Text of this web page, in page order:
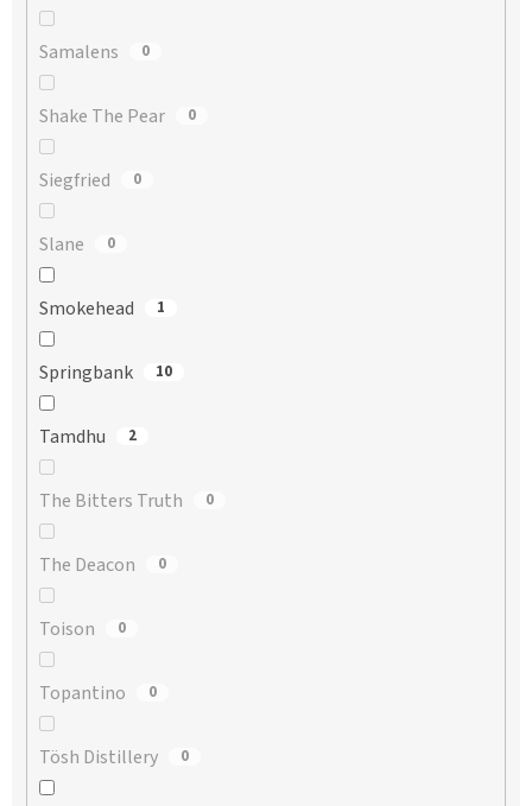
Samalens 0
Shake The Pear 0
Siegfried 0
Slane 0
Smokehead 1
Springbank 10
Tamdhu 2
The Bitters Truth 0
The Deacon 0
Toison 0
Topantino 0
Tösh Distillery 0